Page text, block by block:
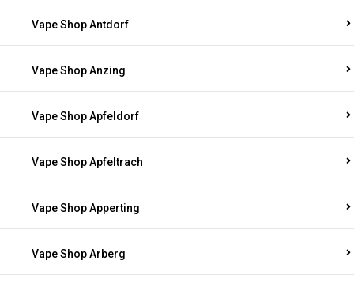
Vape Shop Antdorf
Vape Shop Anzing
Vape Shop Apfeldorf
Vape Shop Apfeltrach
Vape Shop Apperting
Vape Shop Arberg